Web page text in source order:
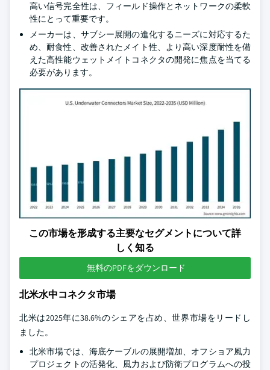
高い信号完全性は、フィールド操作とネットワークの柔軟
性にとって重要です。
メーカーは、サブシー展開の進化するニーズに対応するた
め、耐食性、改善されたメイト性、より高い深度耐性を備
えた高性能ウェットメイトコネクタの開発に焦点を当てる
必要があります。
この市場を形成する主要なセグメントについて詳
しく知る
無料のPDFをダウンロード
北米水中コネクタ市場
北米は2025年に38.6%のシェアを占め、世界市場をリードし
ました。
北米市場では、海底ケーブルの展開増加、オフショア風力
プロジェクトの活発化、風力および防衛プログラムへの投